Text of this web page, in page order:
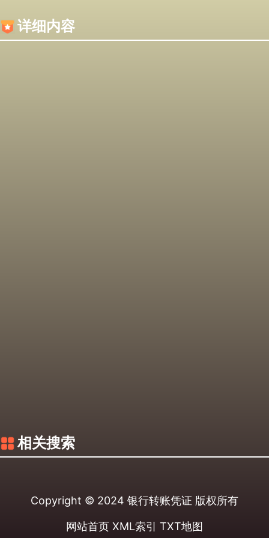
详细内容
相关搜索
Copyright © 2024 银行转账凭证 版权所有
网站首页 XML索引 TXT地图